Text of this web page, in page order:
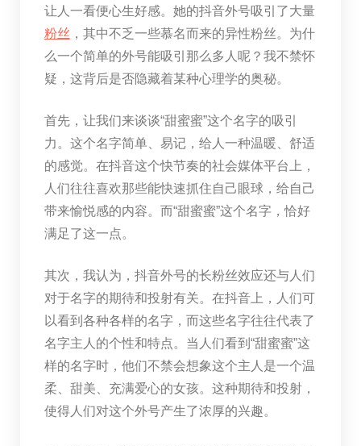
让人一看便心生好感。她的抖音外号吸引了大量
粉丝 ，其中不乏一些慕名而来的异性粉丝。为什
么一个简单的外号能吸引那么多人呢？我不禁怀
疑，这背后是否隐藏着某种心理学的奥秘。
首先，让我们来谈谈“甜蜜蜜”这个名字的吸引
力。这个名字简单、易记，给人一种温暖、舒适
的感觉。在抖音这个快节奏的社会媒体平台上，
人们往往喜欢那些能快速抓住自己眼球，给自己
带来愉悦感的内容。而“甜蜜蜜”这个名字，恰好
满足了这一点。
其次，我认为，抖音外号的长粉丝效应还与人们
对于名字的期待和投射有关。在抖音上，人们可
以看到各种各样的名字，而这些名字往往代表了
名字主人的个性和特点。当人们看到“甜蜜蜜”这
样的名字时，他们不禁会想象这个主人是一个温
柔、甜美、充满爱心的女孩。这种期待和投射，
使得人们对这个外号产生了浓厚的兴趣。